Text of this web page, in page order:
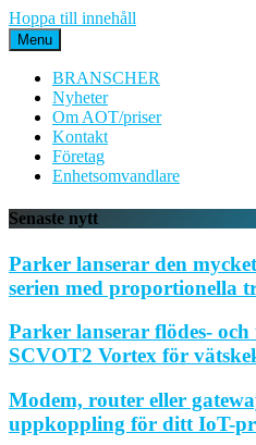
Hoppa till innehåll
Menu
BRANSCHER
Nyheter
Om AOT/priser
Kontakt
Företag
Enhetsomvandlare
Senaste nytt
Parker lanserar den
serien med proportionella
Parker lanserar flödes-
SCVOT2 Vortex för
Modem, router eller
uppkoppling för ditt IoT-